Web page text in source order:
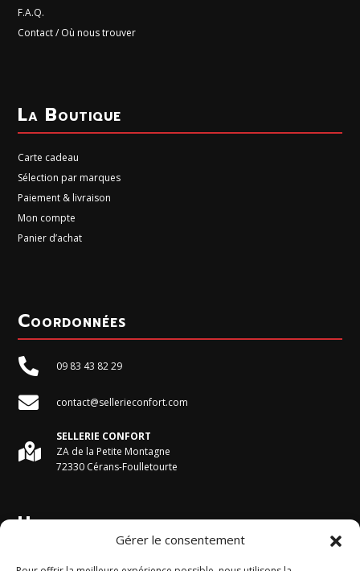
Gérer le consentement
F.A.Q.
Contact / Où nous trouver
La Boutique
Carte cadeau
Sélection par marques
Paiement & livraison
Mon compte
Panier d’achat
Coordonnées
 09 83 43 82 29
 contact@sellerieconfort.com

SELLERIE CONFORT
ZA de la Petite Montagne
72330 Cérans-Foulletourte
Horaires du magasin
Du Lundi au Vendredi :